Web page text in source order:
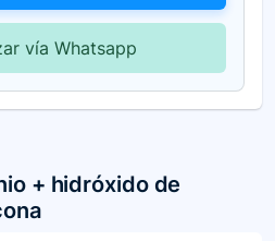
+ hidróxido de
vía Whatsapp